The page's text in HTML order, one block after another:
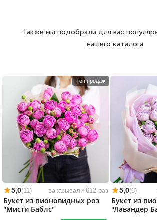
Также мы подобрали для вас
нашего каталога
Топ продаж
5,0(11) заказывали 612 раз
Букет из пионовидных роз
"Мисти Баблс"
5,0(6)
Букет из
"Лавандер